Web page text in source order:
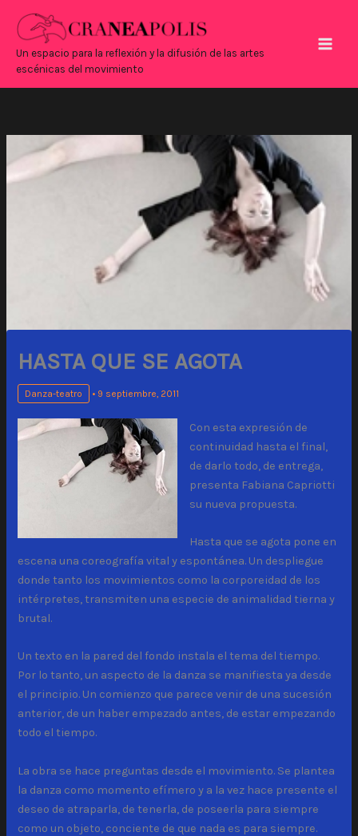
contenido
Un espacio para la reflexión y la difusión de las artes
escénicas del movimiento
HASTA QUE SE AGOTA
Danza-teatro • 9 septiembre, 2011
Con esta expresión de
continuidad hasta el final,
de darlo todo, de entrega,
presenta Fabiana Capriotti
su nueva propuesta.
Hasta que se agota pone en
escena una coreografía vital y espontánea. Un despliegue
donde tanto los movimientos como la corporeidad de los
intérpretes, transmiten una especie de animalidad tierna y
brutal.
Un texto en la pared del fondo instala el tema del tiempo.
Por lo tanto, un aspecto de la danza se manifiesta ya desde
el principio. Un comienzo que parece venir de una sucesión
anterior, de un haber empezado antes, de estar empezando
todo el tiempo.
La obra se hace preguntas desde el movimiento. Se plantea
la danza como momento efímero y a la vez hace presente el
deseo de atraparla, de tenerla, de poseerla para siempre
como un objeto, conciente de que nada es para siempre.